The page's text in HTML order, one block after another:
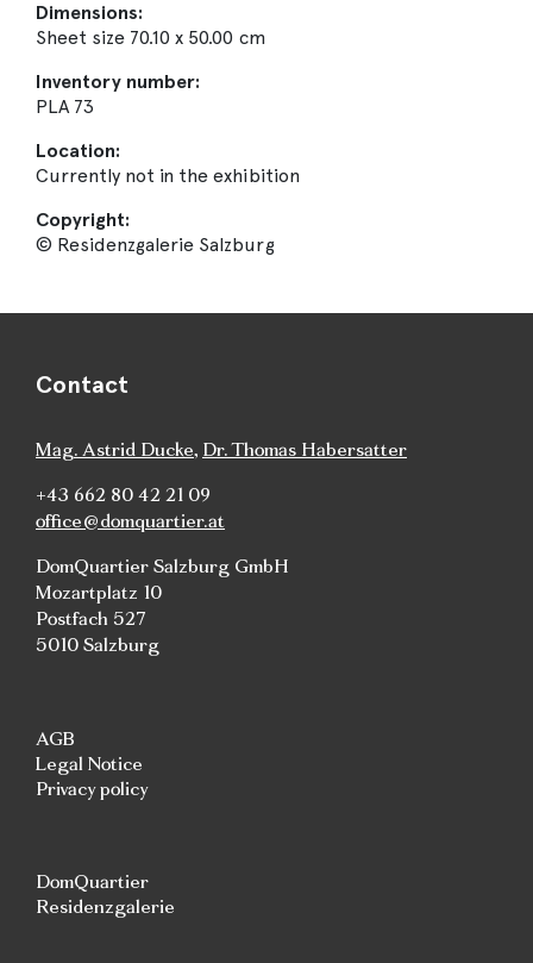
Dimensions:
Sheet size 70.10 x 50.00 cm
Inventory number:
PLA 73
Location:
Currently not in the exhibition
Copyright:
© Residenzgalerie Salzburg
Contact
Mag. Astrid Ducke, Dr. Thomas Habersatter
+43 662 80 42 21 09
office@domquartier.at
DomQuartier Salzburg GmbH
Mozartplatz 10
Postfach 527
5010 Salzburg
AGB
Legal Notice
Privacy policy
DomQuartier
Residenzgalerie